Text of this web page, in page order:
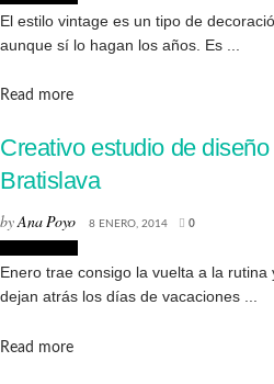
El estilo vintage es un tipo de
aunque sí lo hagan los años. Es ...
Read moreDetails
Creativo estudio de
Bratislava
byAna Poyo 8 ENERO, 2014 0
Enero trae consigo la vuelta a la
dejan atrás los días de vacaciones ...
Read moreDetails